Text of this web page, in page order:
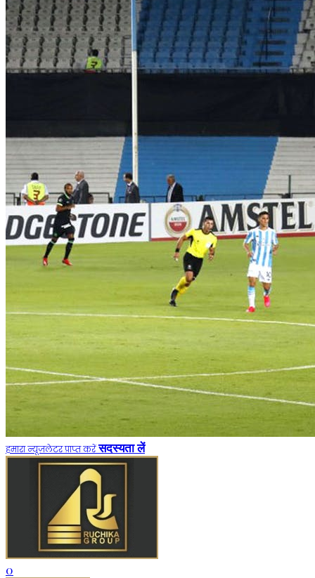
हमारा न्यूज़लेटर प्राप्त करें सदस्यता लें
0